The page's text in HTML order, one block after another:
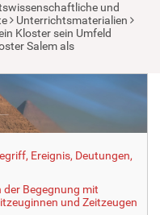
und
Unterrichtsmaterialien
Kloster sein Umfeld
Salem als
Ereignis, Deutungen,
der Begegnung mit
und Zeitzeugen